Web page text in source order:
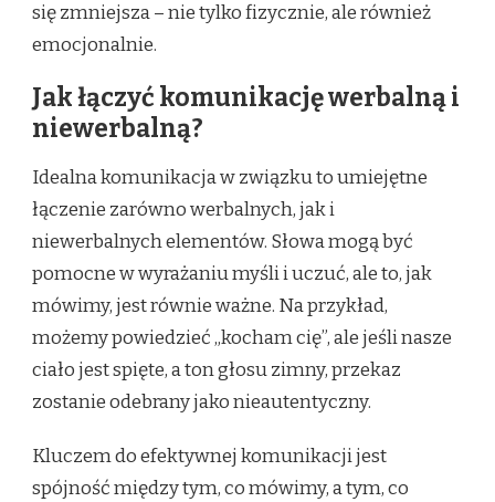
się zmniejsza – nie tylko fizycznie, ale również
emocjonalnie.
Jak łączyć komunikację werbalną i
niewerbalną?
Idealna komunikacja w związku to umiejętne
łączenie zarówno werbalnych, jak i
niewerbalnych elementów. Słowa mogą być
pomocne w wyrażaniu myśli i uczuć, ale to, jak
mówimy, jest równie ważne. Na przykład,
możemy powiedzieć „kocham cię”, ale jeśli nasze
ciało jest spięte, a ton głosu zimny, przekaz
zostanie odebrany jako nieautentyczny.
Kluczem do efektywnej komunikacji jest
spójność między tym, co mówimy, a tym, co